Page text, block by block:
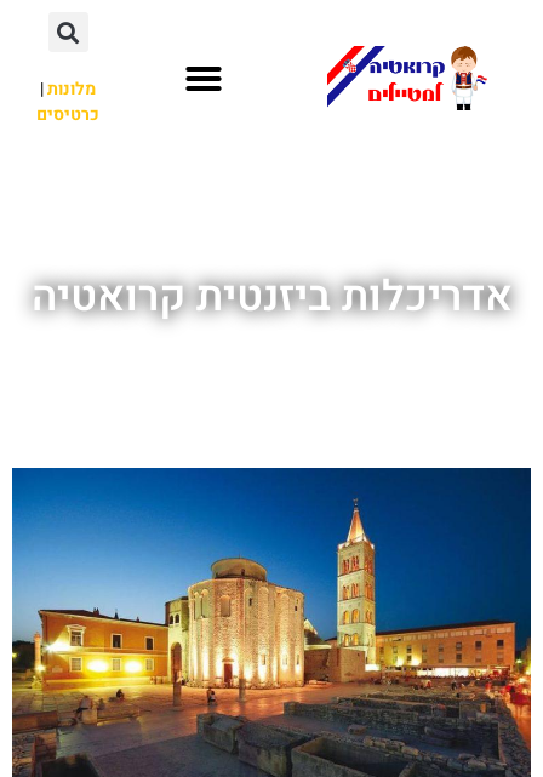
מלונות|
כרטיסים
אדריכלות ביזנטית קרואטיה